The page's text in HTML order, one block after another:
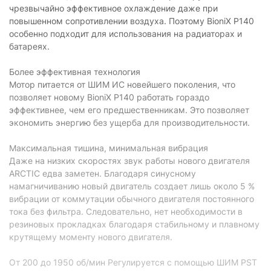
Регулирование оборотов: есть
Физические характеристики
Цвет корпуса:
Цвет крыльчатки:
черный
Размеры:
140 х 140 х 28 мм
Вес:
181 г
Характеристики и комплектация товара могут изменяться
производителем без уведомления.
чрезвычайно эффективное охлаждение даже при
повышенном сопротивлении воздуха. Поэтому BioniX P140
особенно подходит для использования на радиаторах и
батареях.
Более эффективная технология
Мотор питается от ШИМ ИС новейшего поколения, что
позволяет новому BioniX P140 работать гораздо
эффективнее, чем его предшественникам. Это позволяет
экономить энергию без ущерба для производительности.
Максимальная тишина, минимальная вибрация
Даже на низких скоростях звук работы нового двигателя
ARCTIC едва заметен. Благодаря синусному
намагничиванию новый двигатель создает лишь около 5 %
вибрации от коммутации обычного двигателя постоянного
тока без фильтра. Следовательно, нет необходимости в
резиновых прокладках благодаря стабильному и плавному
крутящему моменту нового двигателя.
От 200 до 1950 об/мин Регулируется с помощью ШИМ PST